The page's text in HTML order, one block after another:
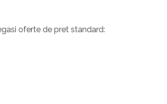
oferte de pret standard: